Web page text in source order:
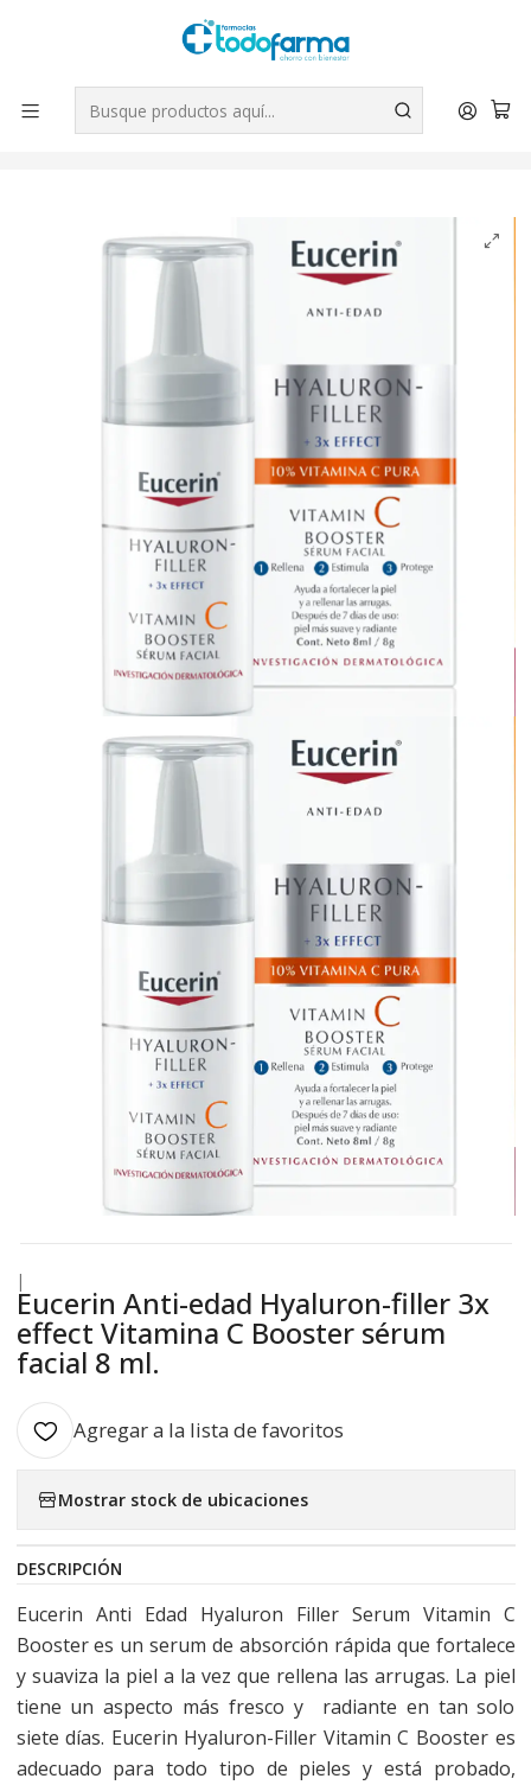
Tus compras tienen envío GRATIS por Rappi - Atención exclusiva
para Chile | WhatsApp +56
Leer más
Inicio Belleza
Eucerin Anti-edad Hyaluron-filler 3x effect Vitamina C
|
Eucerin Anti-edad Hyaluron-filler 3x
effect Vitamina C Booster sérum
facial 8 ml.
Agregar a la lista de favoritos
Mostrar stock de ubicaciones
DESCRIPCIÓN
Eucerin Anti Edad Hyaluron Filler Serum Vitamin C
Booster es un serum de absorción rápida que fortalece
y suaviza la piel a la vez que rellena las arrugas. La piel
tiene un aspecto más fresco y radiante en tan solo
siete días. Eucerin Hyaluron-Filler Vitamin C Booster es
adecuado para todo tipo de pieles y está probado,